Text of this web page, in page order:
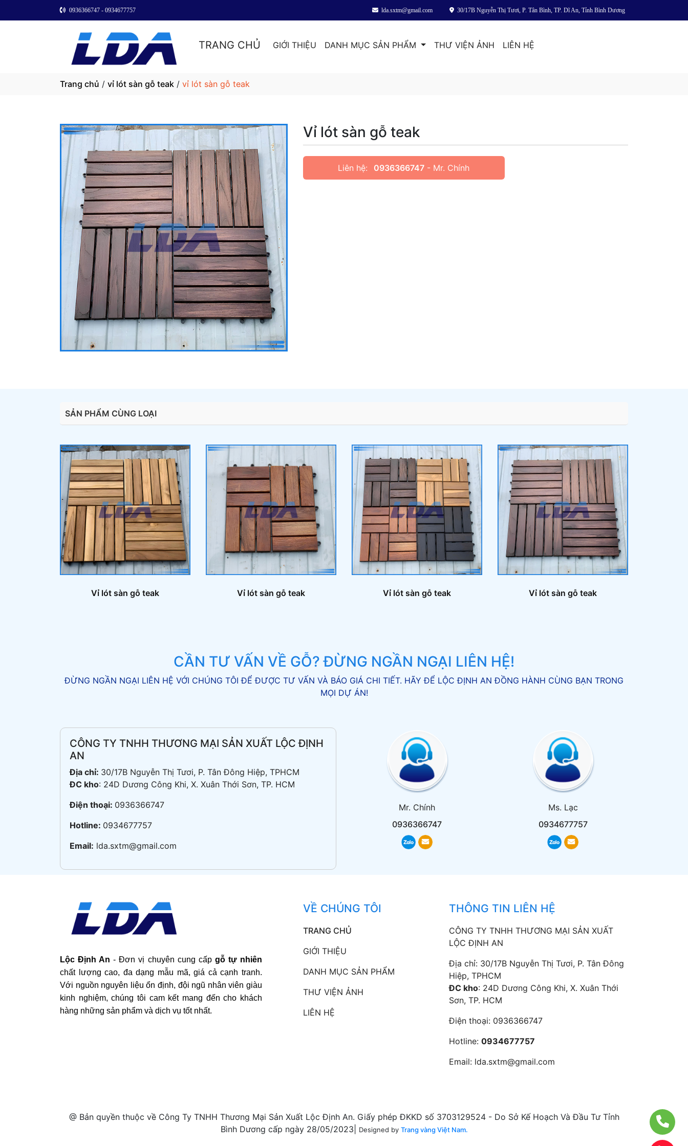
0936366747 - 0934677757 lda.sxtm@gmail.com 30/17B Nguyễn Thị Tươi, P. Tân Bình, TP. Dĩ An, Tỉnh Bình Dương
TRANG CHỦ GIỚI THIỆU DANH MỤC SẢN PHẨM THƯ VIỆN ẢNH LIÊN HỆ
Trang chủ / vỉ lót sàn gỗ teak / vỉ lót sàn gỗ teak
Vỉ lót sàn gỗ teak
Liên hệ: 0936366747 - Mr. Chính
SẢN PHẨM CÙNG LOẠI
Vỉ lót sàn gỗ teak Vỉ lót sàn gỗ teak Vỉ lót sàn gỗ teak Vỉ lót sàn gỗ teak
CẦN TƯ VẤN VỀ GỖ? ĐỪNG NGẦN NGẠI LIÊN HỆ!
ĐỪNG NGẦN NGẠI LIÊN HỆ VỚI CHÚNG TÔI ĐỂ ĐƯỢC TƯ VẤN VÀ BÁO GIÁ CHI TIẾT. HÃY ĐỂ LỘC ĐỊNH AN ĐỒNG HÀNH CÙNG BẠN TRONG
MỌI DỰ ÁN!
CÔNG TY TNHH THƯƠNG MẠI SẢN XUẤT LỘC ĐỊNH
AN
Địa chỉ: 30/17B Nguyễn Thị Tươi, P. Tân Đông Hiệp, TPHCM
ĐC kho: 24D Dương Công Khi, X. Xuân Thới Sơn, TP. HCM
Điện thoại: 0936366747
Hotline: 0934677757
Email: lda.sxtm@gmail.com
Mr. Chính
0936366747
Ms. Lạc
0934677757
Lộc Định An - Đơn vị chuyên cung cấp gỗ tự nhiên
chất lượng cao, đa dạng mẫu mã, giá cả cạnh tranh.
Với nguồn nguyên liệu ổn định, đội ngũ nhân viên giàu
kinh nghiệm, chúng tôi cam kết mang đến cho khách
hàng những sản phẩm và dịch vụ tốt nhất.
VỀ CHÚNG TÔI
TRANG CHỦ
GIỚI THIỆU
DANH MỤC SẢN PHẨM
THƯ VIỆN ẢNH
LIÊN HỆ
THÔNG TIN LIÊN HỆ
CÔNG TY TNHH THƯƠNG MẠI SẢN XUẤT
LỘC ĐỊNH AN
Địa chỉ: 30/17B Nguyễn Thị Tươi, P. Tân Đông
Hiệp, TPHCM
ĐC kho: 24D Dương Công Khi, X. Xuân Thới
Sơn, TP. HCM
Điện thoại: 0936366747
Hotline: 0934677757
Email: lda.sxtm@gmail.com
@ Bản quyền thuộc về Công Ty TNHH Thương Mại Sản Xuất Lộc Định An. Giấy phép ĐKKD số 3703129524 - Do Sở Kế Hoạch Và Đầu Tư Tỉnh
Bình Dương cấp ngày 28/05/2023|
Designed by Trang vàng Việt Nam.